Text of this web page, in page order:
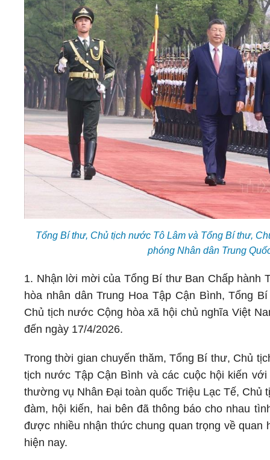
Tổng Bí thư, Chủ tịch nước Tô Lâm và Tổng Bí thư,
phóng Nhân dân Trung
1. Nhận lời mời của Tổng Bí thư Ban Chấp hành
hòa nhân dân Trung Hoa Tập Cận Bình, Tổng
Chủ tịch nước Cộng hòa xã hội chủ nghĩa Việt
đến ngày 17/4/2026.
Trong thời gian chuyến thăm, Tổng Bí thư, Chủ
tịch nước Tập Cận Bình và các cuộc hội kiến
thường vụ Nhân Đại toàn quốc Triệu Lạc Tế, Chủ
đàm, hội kiến, hai bên đã thông báo cho nhau
được nhiều nhận thức chung quan trọng về
hiện nay.